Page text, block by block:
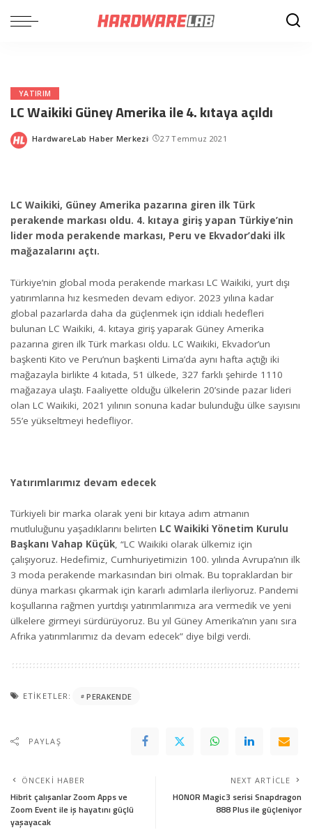
YATIRIM
LC Waikiki Güney Amerika ile 4. kıtaya açıldı
Posted
HardwareLab Haber Merkezi 27 Temmuz 2021
LC Waikiki, Güney Amerika pazarına giren ilk Türk
perakende markası oldu. 4. kıtaya giriş yapan Türkiye’nin
lider moda perakende markası, Peru ve Ekvador’daki ilk
mağazalarını açtı.
Türkiye’nin global moda perakende markası LC Waikiki, yurt dışı
yatırımlarına hız kesmeden devam ediyor. 2023 yılına kadar
global pazarlarda daha da güçlenmek için iddialı hedefleri
bulunan LC Waikiki, 4. kıtaya giriş yaparak Güney Amerika
pazarına giren ilk Türk markası oldu. LC Waikiki, Ekvador’un
başkenti Kito ve Peru’nun başkenti Lima’da aynı hafta açtığı iki
mağazayla birlikte 4 kıtada, 51 ülkede, 327 farklı şehirde 1110
mağazaya ulaştı. Faaliyette olduğu ülkelerin 20’sinde pazar lideri
olan LC Waikiki, 2021 yılının sonuna kadar bulunduğu ülke sayısını
55’e yükseltmeyi hedefliyor.
Yatırımlarımız devam edecek
Türkiyeli bir marka olarak yeni bir kıtaya adım atmanın
mutluluğunu yaşadıklarını belirten LC Waikiki Yönetim Kurulu
Başkanı Vahap Küçük, “LC Waikiki olarak ülkemiz için
çalışıyoruz. Hedefimiz, Cumhuriyetimizin 100. yılında Avrupa’nın ilk
3 moda perakende markasından biri olmak. Bu topraklardan bir
dünya markası çıkarmak için kararlı adımlarla ilerliyoruz. Pandemi
koşullarına rağmen yurtdışı yatırımlarımıza ara vermedik ve yeni
ülkelere girmeyi sürdürüyoruz. Bu yıl Güney Amerika’nın yanı sıra
Afrika yatırımlarımız da devam edecek” diye bilgi verdi.
ETIKETLER: PERAKENDE
PAYLAŞ
ÖNCEKI HABER
Hibrit çalışanlar Zoom Apps ve
Zoom Event ile iş hayatını güçlü
yaşayacak
NEXT ARTICLE
HONOR Magic3 serisi Snapdragon
888 Plus ile güçleniyor